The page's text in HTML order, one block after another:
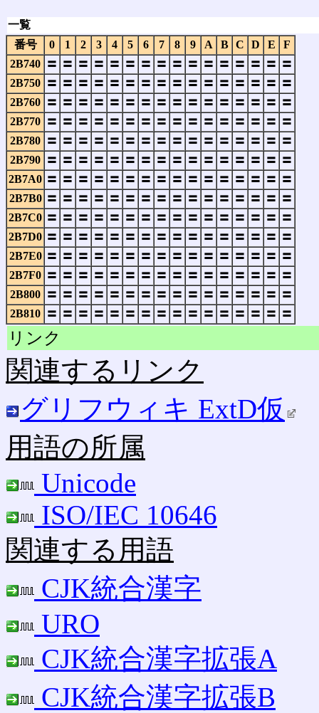
一覧
番号
0 1 2 3 4 5 6 7 8 9 A B C D E
F
2B740 〓 〓 〓 〓 〓 〓 〓 〓 〓 〓 〓 〓 〓 〓 〓 〓
2B750 〓 〓 〓 〓 〓 〓 〓 〓 〓 〓 〓 〓 〓 〓 〓 〓
2B760 〓 〓 〓 〓 〓 〓 〓 〓 〓 〓 〓 〓 〓 〓 〓 〓
2B770 〓 〓 〓 〓 〓 〓 〓 〓 〓 〓 〓 〓 〓 〓 〓 〓
2B780 〓 〓 〓 〓 〓 〓 〓 〓 〓 〓 〓 〓 〓 〓 〓 〓
2B790 〓 〓 〓 〓 〓 〓 〓 〓 〓 〓 〓 〓 〓 〓 〓 〓
2B7A0 〓 〓 〓 〓 〓 〓 〓 〓 〓 〓 〓 〓 〓 〓 〓 〓
2B7B0 〓 〓 〓 〓 〓 〓 〓 〓 〓 〓 〓 〓 〓 〓 〓 〓
2B7C0 〓 〓 〓 〓 〓 〓 〓 〓 〓 〓 〓 〓 〓 〓 〓 〓
2B7D0 〓 〓 〓 〓 〓 〓 〓 〓 〓 〓 〓 〓 〓 〓 〓 〓
2B7E0 〓 〓 〓 〓 〓 〓 〓 〓 〓 〓 〓 〓 〓 〓 〓 〓
2B7F0 〓 〓 〓 〓 〓 〓 〓 〓 〓 〓 〓 〓 〓 〓 〓 〓
2B800 〓 〓 〓 〓 〓 〓 〓 〓 〓 〓 〓 〓 〓 〓 〓 〓
2B810 〓 〓 〓 〓 〓 〓 〓 〓 〓 〓 〓 〓 〓 〓 〓 〓
リンク
関連するリンク
グリフウィキ ExtD仮
用語の所属
Unicode
ISO/IEC 10646
関連する用語
CJK統合漢字
URO
CJK統合漢字拡張A
CJK統合漢字拡張B